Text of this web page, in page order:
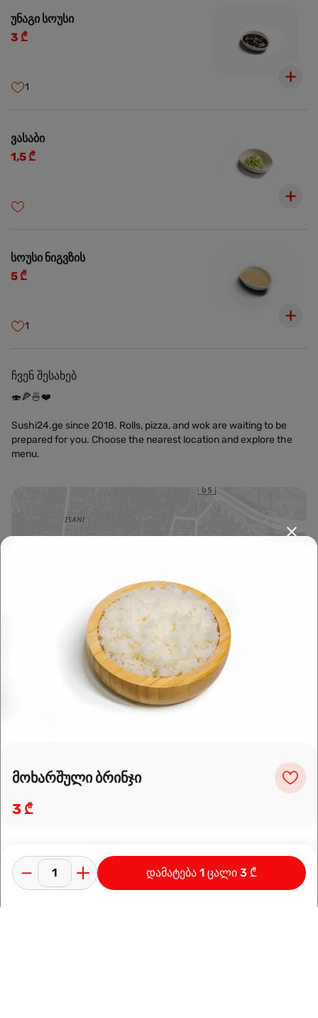
უნაგი სოუსი
3 ₾
1
ვასაბი
1,5 ₾
სოუსი ნიგვზის
5 ₾
1
ჩვენ შესახებ
🍣🍕🍜❤️
Sushi24.ge since 2018. Rolls, pizza, and wok are waiting to be
prepared for you. Choose the nearest location and explore the
menu.
Leaflet | OpenFreeMap© OpenMapTilesData from
მარშრუტის დაგეგმვა
მოხარშული ბრინჯი
3 ₾
დამატება 1 ცალი 3 ₾